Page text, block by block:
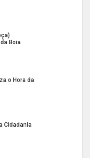
Boia
o Hora da
Cidadania